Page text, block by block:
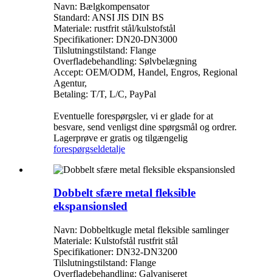
Navn: Bælgkompensator
Standard: ANSI JIS DIN BS
Materiale: rustfrit stål/kulstofstål
Specifikationer: DN20-DN3000
Tilslutningstilstand: Flange
Overfladebehandling: Sølvbelægning
Accept: OEM/ODM, Handel, Engros, Regional
Agentur,
Betaling: T/T, L/C, PayPal
Eventuelle forespørgsler, vi er glade for at
besvare, send venligst dine spørgsmål og ordrer.
Lagerprøve er gratis og tilgængelig
forespørgseldetalje
Dobbelt sfære metal fleksible
ekspansionsled
Navn: Dobbeltkugle metal fleksible samlinger
Materiale: Kulstofstål rustfrit stål
Specifikationer: DN32-DN3200
Tilslutningstilstand: Flange
Overfladebehandling: Galvaniseret